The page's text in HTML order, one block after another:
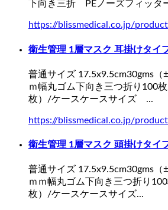
下向き三折 PEノーズフィッ
https://blissmedical.co.jp/
衛生管理 1層マスク 耳掛けタイ
普通サイズ 17.5x9.5cm30gms
ｍ幅丸ゴム下向き三つ折り100
枚）/ケースケースサイズ ...
https://blissmedical.co.jp/
衛生管理 1層マスク 頭掛けタイ
普通サイズ 17.5x9.5cm30gms
ｍｍ幅丸ゴム下向き三つ折り
枚）/ケースケースサイズ...